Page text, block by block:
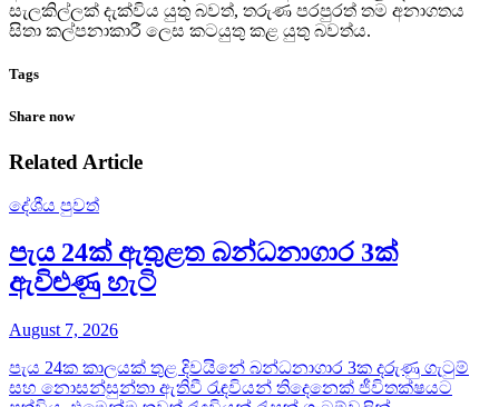
සැලකිල්ලක් දැක්විය යුතු බවත්, තරුණ පරපුරත් තම අනාගතය
සිතා කල්පනාකාරී ලෙස කටයුතු කළ යුතු බවත්ය.
Tags
Share now
Related Article
දේශීය පුවත්
පැය 24ක් ඇතුළත බන්ධනාගාර 3ක්
ඇවිළුණු හැටි
August 7, 2026
පැය 24ක කාලයක් තුළ දිවයිනේ බන්ධනාගාර 3ක දරුණු ගැටුම්
සහ නොසන්සුන්තා ඇතිවී රැඳවියන් තිදෙනෙක් ජීවිතක්ෂයට